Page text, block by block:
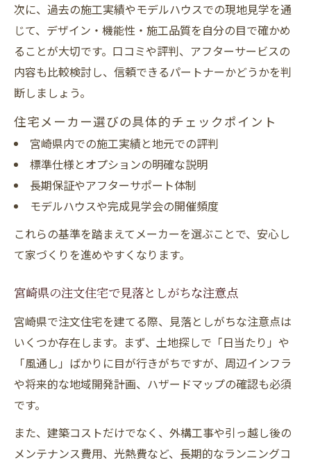
次に、過去の施工実績やモデルハウスでの現地見学を通
じて、デザイン・機能性・施工品質を自分の目で確かめ
ることが大切です。口コミや評判、アフターサービスの
内容も比較検討し、信頼できるパートナーかどうかを判
断しましょう。
住宅メーカー選びの具体的チェックポイント
宮崎県内での施工実績と地元での評判
標準仕様とオプションの明確な説明
長期保証やアフターサポート体制
モデルハウスや完成見学会の開催頻度
これらの基準を踏まえてメーカーを選ぶことで、安心し
て家づくりを進めやすくなります。
宮崎県の注文住宅で見落としがちな注意点
宮崎県で注文住宅を建てる際、見落としがちな注意点は
いくつか存在します。まず、土地探しで「日当たり」や
「風通し」ばかりに目が行きがちですが、周辺インフラ
や将来的な地域開発計画、ハザードマップの確認も必須
です。
また、建築コストだけでなく、外構工事や引っ越し後の
メンテナンス費用、光熱費など、長期的なランニングコ